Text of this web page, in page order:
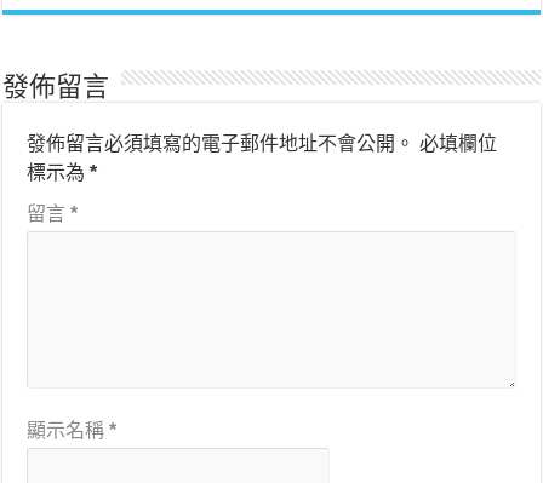
發佈留言
發佈留言必須填寫的電子郵件地址不會公開。 必填欄位
標示為*
留言*
顯示名稱*